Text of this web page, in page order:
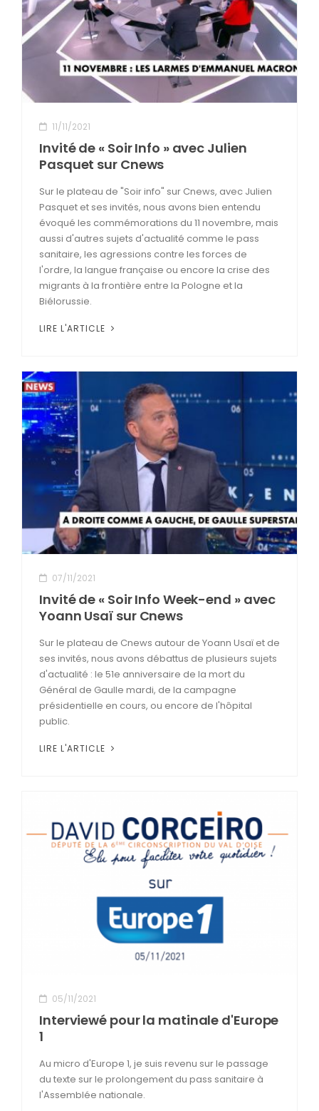
CONTACT
11/11/2021
Invité de « Soir Info » avec Julien
Pasquet sur Cnews
Sur le plateau de "Soir info" sur Cnews, avec Julien
Pasquet et ses invités, nous avons bien entendu
évoqué les commémorations du 11 novembre, mais
aussi d'autres sujets d'actualité comme le pass
sanitaire, les agressions contre les forces de
l'ordre, la langue française ou encore la crise des
migrants à la frontière entre la Pologne et la
Biélorussie.
LIRE L'ARTICLE
07/11/2021
Invité de « Soir Info Week-end » avec
Yoann Usaï sur Cnews
Sur le plateau de Cnews autour de Yoann Usaï et de
ses invités, nous avons débattus de plusieurs sujets
d'actualité : le 51e anniversaire de la mort du
Général de Gaulle mardi, de la campagne
présidentielle en cours, ou encore de l'hôpital
public.
LIRE L'ARTICLE
05/11/2021
Interviewé pour la matinale d'Europe
1
Au micro d'Europe 1, je suis revenu sur le passage
du texte sur le prolongement du pass sanitaire à
l'Assemblée nationale.